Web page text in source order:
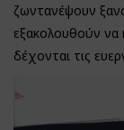
ζωντανέψουν
εξακολουθούν να
δέχονται τις